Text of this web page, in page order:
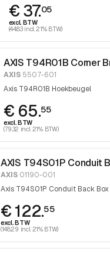
€ 37.05
excl. BTW
(44.83 incl. 21% BTW)
AXIS T94R01B Corner
AXIS5507-601
Axis T94R01B Hoekbeugel
€ 65.55
excl. BTW
(79.32 incl. 21% BTW)
AXIS T94S01P Conduit
AXIS 01190-001
Axis T94S01P Conduit Back Box
€ 122.55
excl. BTW
(148.29 incl. 21% BTW)